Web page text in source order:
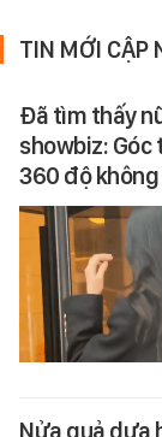
TIN MỚI CẬP
Đã tìm thấy
showbiz:
360 độ
Nửa quả dưa